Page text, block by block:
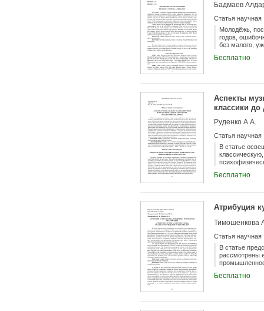
Бадмаев
Статья научная
Молодёжь,
годов,
без малого,
нам пришла
Бесплатно
Аспекты
классики до
Руденко А.А.
Статья научная
В статье
такими как
Бесплатно
Атрибуция
Тимошенкова
Статья научная
В статье
рассмотрены
объектов,
Бесплатно